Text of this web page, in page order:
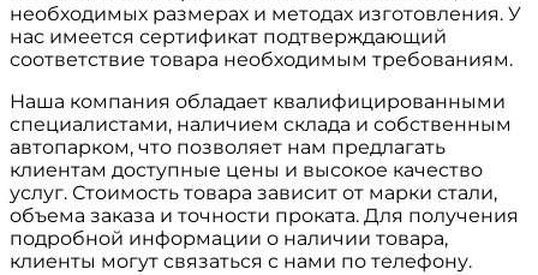
необходимых размерах и методах изготовления. У
нас имеется сертификат подтверждающий
соответствие товара необходимым требованиям.
Наша компания обладает квалифицированными
специалистами, наличием склада и собственным
автопарком, что позволяет нам предлагать
клиентам доступные цены и высокое качество
услуг. Стоимость товара зависит от марки стали,
объема заказа и точности проката. Для получения
подробной информации о наличии товара,
клиенты могут связаться с нами по телефону.